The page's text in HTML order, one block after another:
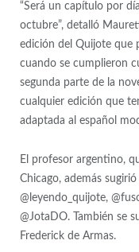
“Será un capítulo por
octubre”, detalló
edición del Quijote que
cuando se cumplieron
segunda parte de la
cualquier edición que
adaptada al español
El profesor argentino,
Chicago, además
@leyendo_quijote,
@JotaDO. También se
Frederick de Armas.